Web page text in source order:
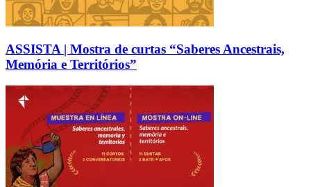
ASSISTA | Mostra de curtas “Saberes Ancestrais,
Memória e Territórios”